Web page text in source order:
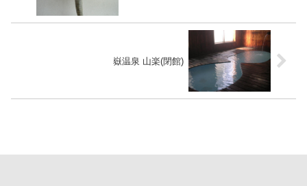
嶽温泉 山楽(閉館)